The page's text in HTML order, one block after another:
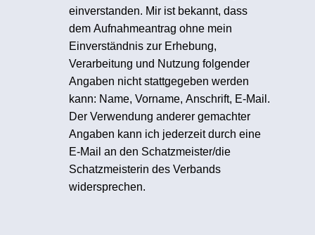
einverstanden. Mir ist bekannt, dass
dem Aufnahmeantrag ohne mein
Einverständnis zur Erhebung,
Verarbeitung und Nutzung folgender
Angaben nicht stattgegeben werden
kann: Name, Vorname, Anschrift, E-Mail.
Der Verwendung anderer gemachter
Angaben kann ich jederzeit durch eine
E-Mail an den Schatzmeister/die
Schatzmeisterin des Verbands
widersprechen.